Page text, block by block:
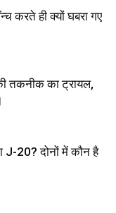
करते ही क्यों घबरा गए
तकनीक का ट्रायल,
J-20? दोनों में कौन है